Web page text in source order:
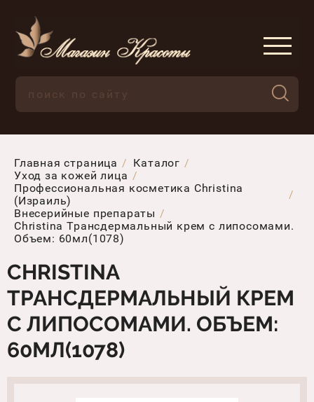
Главная страница
Каталог
Уход за кожей лица
Профессиональная косметика Christina
(Израиль)
Внесерийные препараты
Christina Трансдермальный крем с липосомами.
Объем: 60мл(1078)
CHRISTINA
ТРАНСДЕРМАЛЬНЫЙ КРЕМ
С ЛИПОСОМАМИ. ОБЪЕМ:
60МЛ(1078)